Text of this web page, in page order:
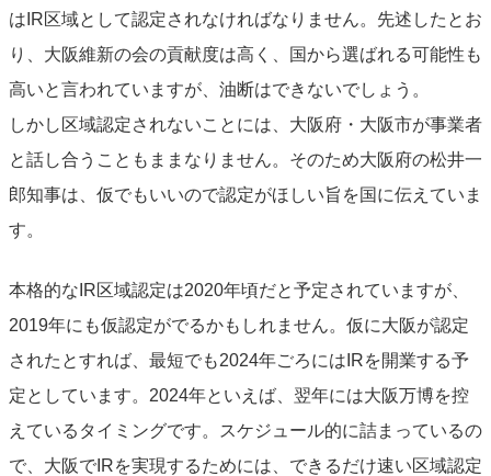
はIR区域として認定されなければなりません。先述したとお
り、大阪維新の会の貢献度は高く、国から選ばれる可能性も
高いと言われていますが、油断はできないでしょう。
しかし区域認定されないことには、大阪府・大阪市が事業者
と話し合うこともままなりません。そのため大阪府の松井一
郎知事は、仮でもいいので認定がほしい旨を国に伝えていま
す。
本格的なIR区域認定は2020年頃だと予定されていますが、
2019年にも仮認定がでるかもしれません。仮に大阪が認定
されたとすれば、最短でも2024年ごろにはIRを開業する予
定としています。2024年といえば、翌年には大阪万博を控
えているタイミングです。スケジュール的に詰まっているの
で、大阪でIRを実現するためには、できるだけ速い区域認定